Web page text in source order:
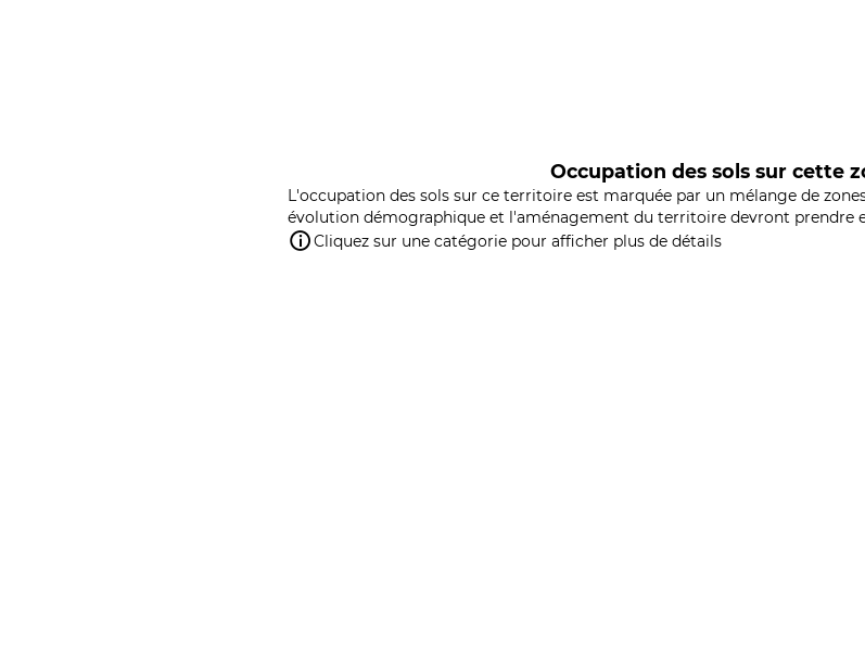
Occupation des sols sur cette
L'occupation des sols sur ce territoire est marquée par un mélange de
évolution démographique et l'aménagement du territoire devront prendre
Cliquez sur une catégorie pour afficher plus de détails